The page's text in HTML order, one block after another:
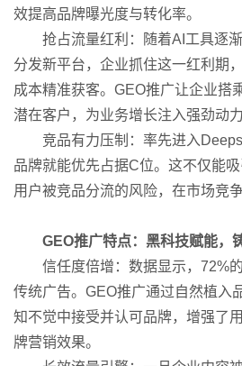
效提高品牌曝光度与转化率。
抢占流量红利：随着AI工具逐渐
分发新平台，企业抓住这一红利期
成本精准获客。GEO推广让企业搭
潜在客户，为业务增长注入强劲动力
竞品有力压制：率先进入
品牌就能优先占据C位。这不仅能
用户被竞品分流的风险，在市场竞
GEO推广特点：黑科技赋能，
信任度倍增：数据显示，72%的
传统广告。GEO推广通过自然植入
知不觉中接受并认可品牌，增强了
牌营销效果。